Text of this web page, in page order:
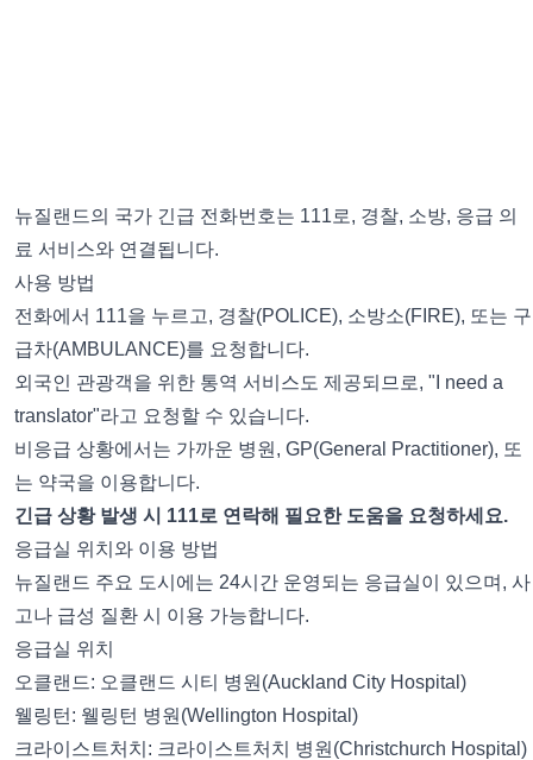
뉴질랜드의 국가 긴급 전화번호는 111로, 경찰, 소방, 응급 의
료 서비스와 연결됩니다.
사용 방법
전화에서 111을 누르고, 경찰(POLICE), 소방소(FIRE), 또는 구
급차(AMBULANCE)를 요청합니다.
외국인 관광객을 위한 통역 서비스도 제공되므로, "I need a
translator"라고 요청할 수 있습니다.
비응급 상황에서는 가까운 병원, GP(General Practitioner), 또
는 약국을 이용합니다.
긴급 상황 발생 시 111로 연락해 필요한 도움을 요청하세요.
응급실 위치와 이용 방법
뉴질랜드 주요 도시에는 24시간 운영되는 응급실이 있으며, 사
고나 급성 질환 시 이용 가능합니다.
응급실 위치
오클랜드: 오클랜드 시티 병원(Auckland City Hospital)
웰링턴: 웰링턴 병원(Wellington Hospital)
크라이스트처치: 크라이스트처치 병원(Christchurch Hospital)